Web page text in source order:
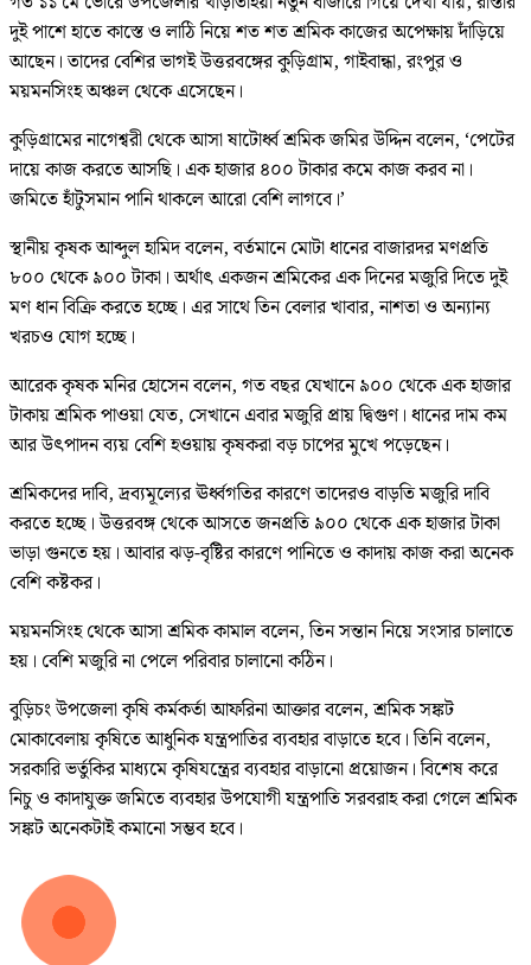
দুই পাশে হাতে কাস্তে ও লাঠি নিয়ে শত শত শ্রমিক কাজের অপেক্ষায় দাঁড়িয়ে
আছেন। তাদের বেশির ভাগই উত্তরবঙ্গের কুড়িগ্রাম, গাইবান্ধা, রংপুর ও
ময়মনসিংহ অঞ্চল থেকে এসেছেন।
কুড়িগ্রামের নাগেশ্বরী থেকে আসা ষাটোর্ধ্ব শ্রমিক জমির উদ্দিন বলেন, ‘পেটের
দায়ে কাজ করতে আসছি। এক হাজার ৪০০ টাকার কমে কাজ করব না।
জমিতে হাঁটুসমান পানি থাকলে আরো বেশি লাগবে।’
স্থানীয় কৃষক আব্দুল হামিদ বলেন, বর্তমানে মোটা ধানের বাজারদর মণপ্রতি
৮০০ থেকে ৯০০ টাকা। অর্থাৎ একজন শ্রমিকের এক দিনের মজুরি দিতে দুই
মণ ধান বিক্রি করতে হচ্ছে। এর সাথে তিন বেলার খাবার, নাশতা ও অন্যান্য
খরচও যোগ হচ্ছে।
আরেক কৃষক মনির হোসেন বলেন, গত বছর যেখানে ৯০০ থেকে এক হাজার
টাকায় শ্রমিক পাওয়া যেত, সেখানে এবার মজুরি প্রায় দ্বিগুণ। ধানের দাম কম
আর উৎপাদন ব্যয় বেশি হওয়ায় কৃষকরা বড় চাপের মুখে পড়েছেন।
শ্রমিকদের দাবি, দ্রব্যমূল্যের ঊর্ধ্বগতির কারণে তাদেরও বাড়তি মজুরি দাবি
করতে হচ্ছে। উত্তরবঙ্গ থেকে আসতে জনপ্রতি ৯০০ থেকে এক হাজার টাকা
ভাড়া গুনতে হয়। আবার ঝড়-বৃষ্টির কারণে পানিতে ও কাদায় কাজ করা অনেক
বেশি কষ্টকর।
ময়মনসিংহ থেকে আসা শ্রমিক কামাল বলেন, তিন সন্তান নিয়ে সংসার চালাতে
হয়। বেশি মজুরি না পেলে পরিবার চালানো কঠিন।
বুড়িচং উপজেলা কৃষি কর্মকর্তা আফরিনা আক্তার বলেন, শ্রমিক সঙ্কট
মোকাবেলায় কৃষিতে আধুনিক যন্ত্রপাতির ব্যবহার বাড়াতে হবে। তিনি বলেন,
সরকারি ভর্তুকির মাধ্যমে কৃষিযন্ত্রের ব্যবহার বাড়ানো প্রয়োজন। বিশেষ করে
নিচু ও কাদাযুক্ত জমিতে ব্যবহার উপযোগী যন্ত্রপাতি সরবরাহ করা গেলে শ্রমিক
সঙ্কট অনেকটাই কমানো সম্ভব হবে।